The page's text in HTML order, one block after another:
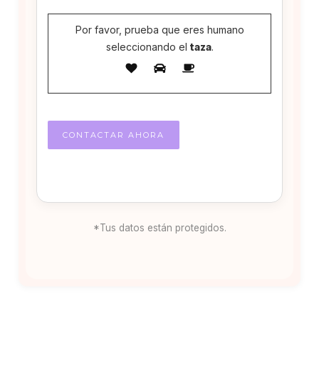
Por favor, prueba que eres humano
seleccionando el taza.
*Tus datos están protegidos.